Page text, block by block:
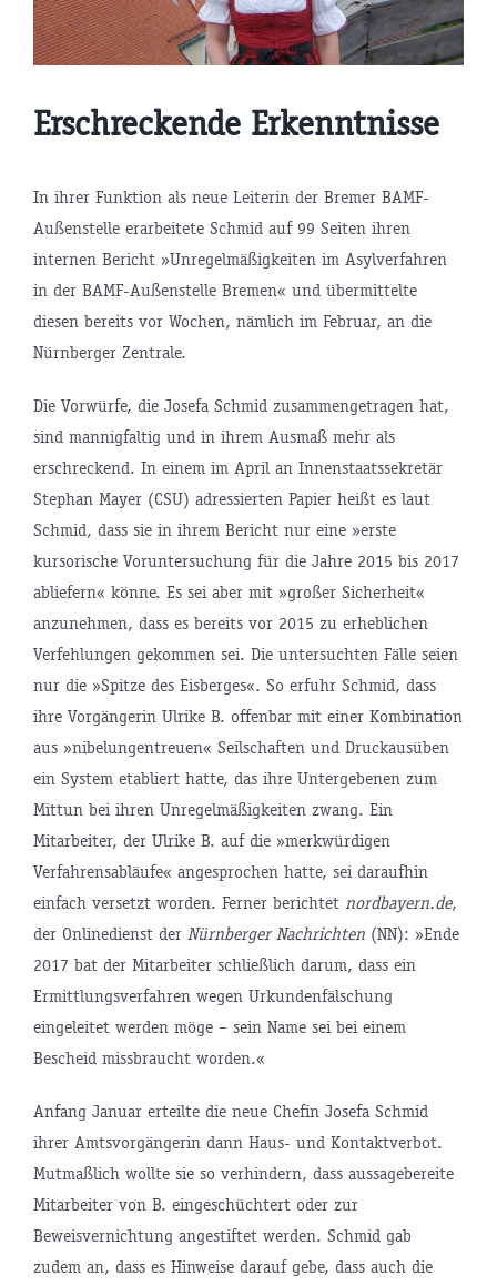
Erschreckende Erkenntnisse
In ihrer Funktion als neue Leiterin der Bremer BAMF-
Außenstelle erarbeitete Schmid auf 99 Seiten ihren
internen Bericht »Unregelmäßigkeiten im Asylverfahren
in der BAMF-Außenstelle Bremen« und übermittelte
diesen bereits vor Wochen, nämlich im Februar, an die
Nürnberger Zentrale.
Die Vorwürfe, die Josefa Schmid zusammengetragen hat,
sind mannigfaltig und in ihrem Ausmaß mehr als
erschreckend. In einem im April an Innenstaatssekretär
Stephan Mayer (CSU) adressierten Papier heißt es laut
Schmid, dass sie in ihrem Bericht nur eine »erste
kursorische Voruntersuchung für die Jahre 2015 bis 2017
abliefern« könne. Es sei aber mit »großer Sicherheit«
anzunehmen, dass es bereits vor 2015 zu erheblichen
Verfehlungen gekommen sei. Die untersuchten Fälle seien
nur die »Spitze des Eisberges«. So erfuhr Schmid, dass
ihre Vorgängerin Ulrike B. offenbar mit einer Kombination
aus »nibelungentreuen« Seilschaften und Druckausüben
ein System etabliert hatte, das ihre Untergebenen zum
Mittun bei ihren Unregelmäßigkeiten zwang. Ein
Mitarbeiter, der Ulrike B. auf die »merkwürdigen
Verfahrensabläufe« angesprochen hatte, sei daraufhin
einfach versetzt worden. Ferner berichtet nordbayern.de,
der Onlinedienst der Nürnberger Nachrichten(NN): »Ende
2017 bat der Mitarbeiter schließlich darum, dass ein
Ermittlungsverfahren wegen Urkundenfälschung
eingeleitet werden möge – sein Name sei bei einem
Bescheid missbraucht worden.«
Anfang Januar erteilte die neue Chefin Josefa Schmid
ihrer Amtsvorgängerin dann Haus- und Kontaktverbot.
Mutmaßlich wollte sie so verhindern, dass aussagebereite
Mitarbeiter von B. eingeschüchtert oder zur
Beweisvernichtung angestiftet werden. Schmid gab
zudem an, dass es Hinweise darauf gebe, dass auch die